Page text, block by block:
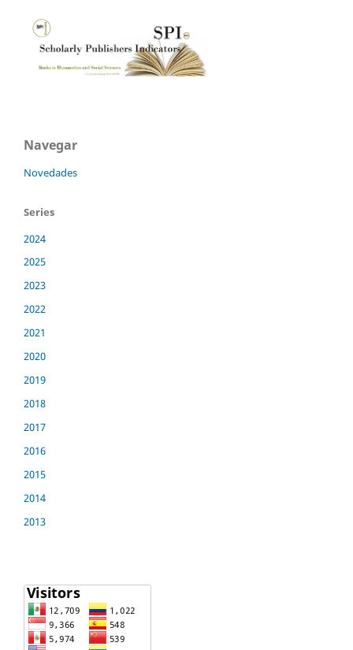
Navegar
Novedades
Series
2024
2025
2023
2022
2021
2020
2019
2018
2017
2016
2015
2014
2013